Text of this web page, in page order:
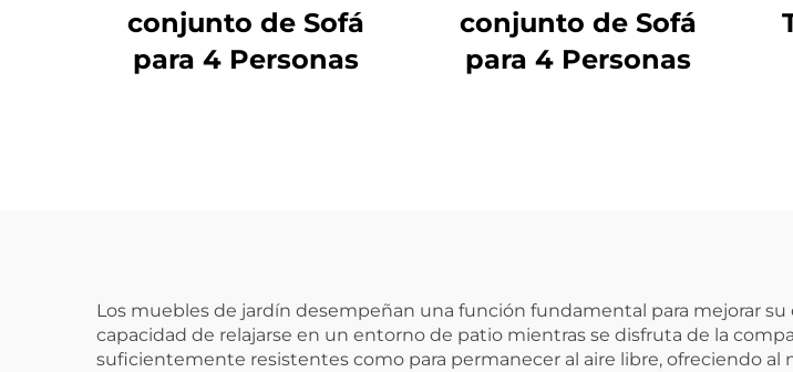
conjunto de Sofá
para 4 Personas
conjunto de Sofá
para 4 Personas
Los muebles de jardín desempeñan una función fundamental para mejorar
capacidad de relajarse en un entorno de patio mientras se disfruta de la
suficientemente resistentes como para permanecer al aire libre, ofreciendo